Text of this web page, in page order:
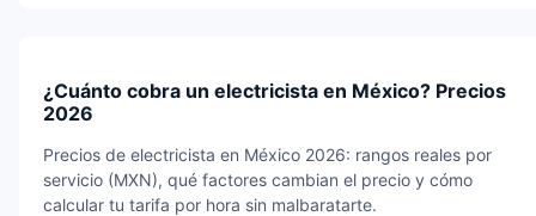
¿Cuánto cobra un electricista en México? Precios
2026
Precios de electricista en México 2026: rangos reales por
servicio (MXN), qué factores cambian el precio y cómo
calcular tu tarifa por hora sin malbaratarte.